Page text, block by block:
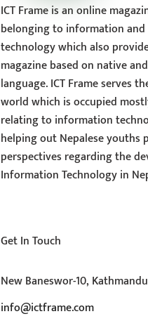
ICT Frame is an online
belonging to information
technology which also
magazine based on native
language. ICT Frame serves
world which is occupied
relating to information
helping out Nepalese
perspectives regarding the
Information Technology in
Get In Touch
New Baneswor-10,
info@ictframe.com